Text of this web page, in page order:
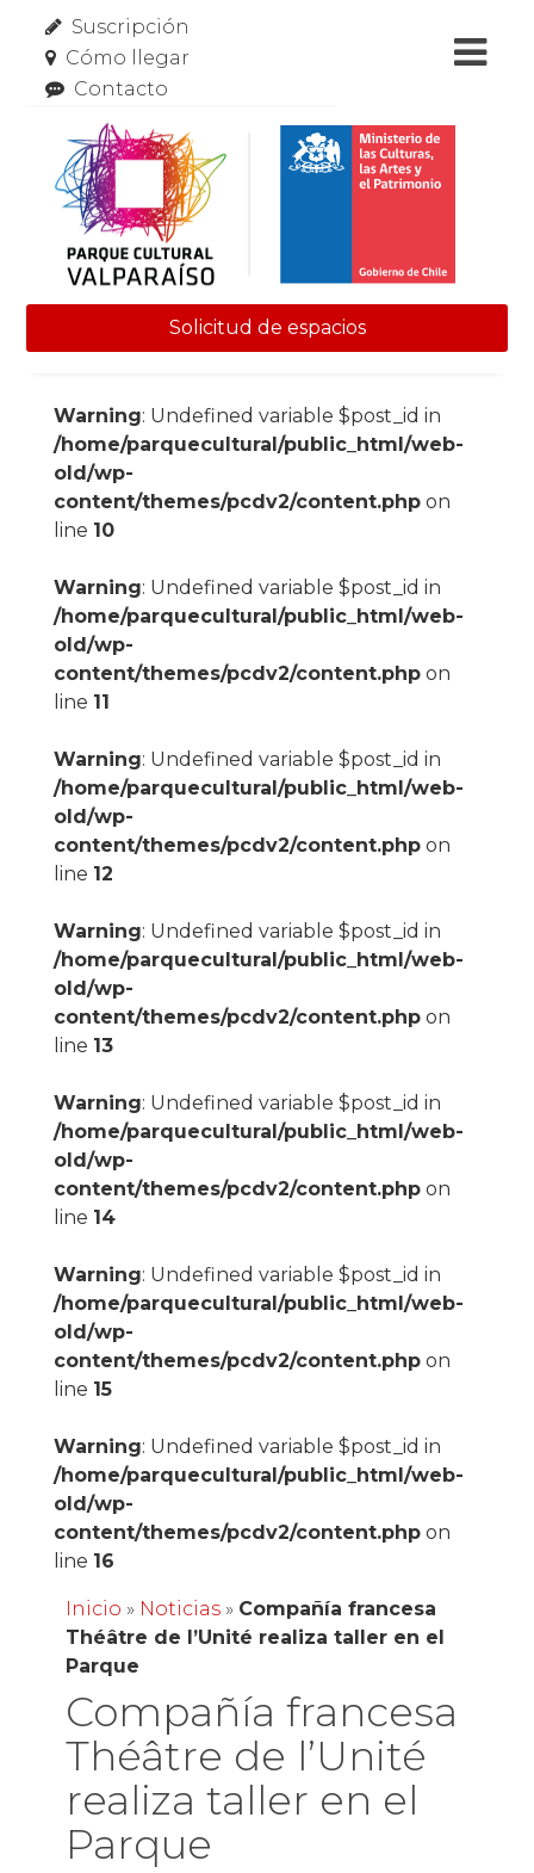
Suscripción
Cómo llegar
Contacto
Solicitud de espacios
Warning: Undefined variable $post_id in
/home/parquecultural/public_html/web-
old/wp-
content/themes/pcdv2/content.phpon
line 10
Warning: Undefined variable $post_id in
/home/parquecultural/public_html/web-
old/wp-
content/themes/pcdv2/content.phpon
line 11
Warning: Undefined variable $post_id in
/home/parquecultural/public_html/web-
old/wp-
content/themes/pcdv2/content.phpon
line 12
Warning: Undefined variable $post_id in
/home/parquecultural/public_html/web-
old/wp-
content/themes/pcdv2/content.phpon
line 13
Warning: Undefined variable $post_id in
/home/parquecultural/public_html/web-
old/wp-
content/themes/pcdv2/content.phpon
line 14
Warning: Undefined variable $post_id in
/home/parquecultural/public_html/web-
old/wp-
content/themes/pcdv2/content.phpon
line 15
Warning: Undefined variable $post_id in
/home/parquecultural/public_html/web-
old/wp-
content/themes/pcdv2/content.phpon
line 16
Inicio » Noticias» Compañía francesa
Théâtre de l’Unité realiza taller en el
Parque
Compañía francesa
Théâtre de l’Unité
realiza taller en el
Parque